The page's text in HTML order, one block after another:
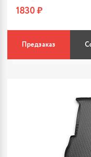
1830 ₽
Предзаказ